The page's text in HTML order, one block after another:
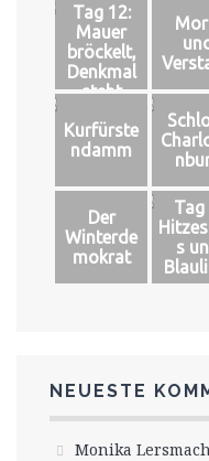
Tag 12:
Mauer
bröckelt,
Denkmal
steht
und
Kurfürste
ndamm
Der
Winterde
mokrat
Tag
s
NEUESTE
Monika